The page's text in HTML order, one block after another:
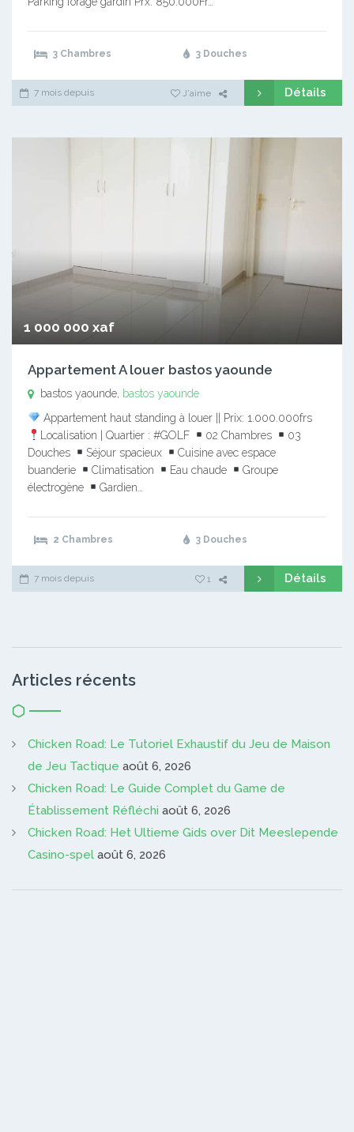
3 Chambres 3 Douches
7 mois depuis J'aime Détails
1 000 000 xaf
Appartement A louer bastos yaounde
bastos yaounde, bastos yaounde
Appartement haut standing à louer || Prix: 1.000.000frs
Localisation | Quartier : #GOLF
02 Chambres
03
Douches
Séjour spacieux
Cuisine avec espace
buanderie
Climatisation Eau chaude
Groupe
électrogène
Gardien…
2 Chambres 3 Douches
7 mois depuis 1 Détails
Articles récents
Chicken Road: Le Tutoriel Exhaustif du Jeu de Maison
de Jeu Tactique août 6, 2026
Chicken Road: Le Guide Complet du Game de
Établissement Réfléchi août 6, 2026
Chicken Road: Het Ultieme Gids over Dit Meeslepende
Casino-spel août 6, 2026